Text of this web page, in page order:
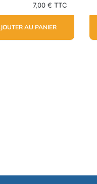
7,00 € TTC
AU PANIER